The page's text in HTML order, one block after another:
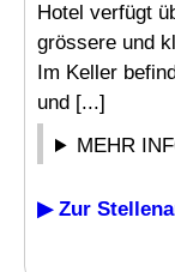
Hotel verfügt
grössere und
Im Keller
und [...]
MEHR
▶ Zur